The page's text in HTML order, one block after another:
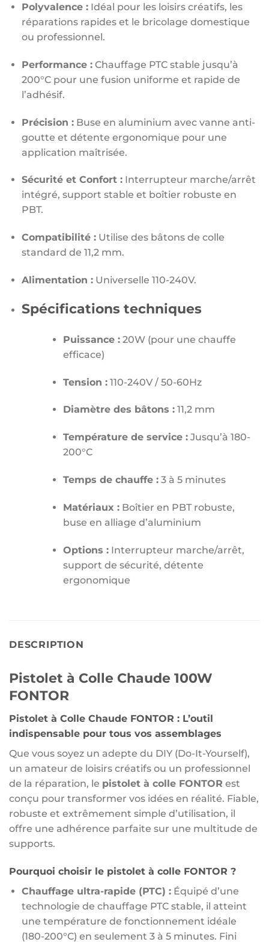
Polyvalence :Idéal pour les loisirs créatifs, les
réparations rapides et le bricolage domestique
ou professionnel.
Performance :Chauffage PTC stable jusqu’à
200°C pour une fusion uniforme et rapide de
l’adhésif.
Précision :Buse en aluminium avec vanne anti-
goutte et détente ergonomique pour une
application maîtrisée.
Sécurité et Confort :Interrupteur marche/arrêt
intégré, support stable et boîtier robuste en
PBT.
Compatibilité :Utilise des bâtons de colle
standard de 11,2 mm.
Alimentation :Universelle 110-240V.
Spécifications techniques
Puissance :20W (pour une chauffe
efficace)
Tension :110-240V / 50-60Hz
Diamètre des bâtons :11,2 mm
Température de service :Jusqu’à 180-
200°C
Temps de chauffe :3 à 5 minutes
Matériaux :Boîtier en PBT robuste,
buse en alliage d’aluminium
Options :Interrupteur marche/arrêt,
support de sécurité, détente
ergonomique
DESCRIPTION
Pistolet à Colle Chaude 100W
FONTOR
Pistolet à Colle Chaude FONTOR : L’outil
indispensable pour tous vos assemblages
Que vous soyez un adepte du DIY (Do-It-Yourself),
un amateur de loisirs créatifs ou un professionnel
de la réparation, le pistolet à colle FONTOR est
conçu pour transformer vos idées en réalité. Fiable,
robuste et extrêmement simple d’utilisation, il
offre une adhérence parfaite sur une multitude de
supports.
Pourquoi choisir le pistolet à colle FONTOR ?
Chauffage ultra-rapide (PTC) :Équipé d’une
technologie de chauffage PTC stable, il atteint
une température de fonctionnement idéale
(180-200°C) en seulement 3 à 5 minutes. Fini